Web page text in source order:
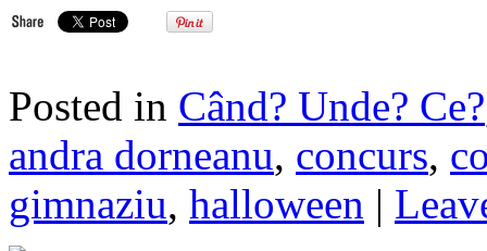
Posted in Când? Unde? Ce?
andra dorneanu, concurs,
gimnaziu, halloween |